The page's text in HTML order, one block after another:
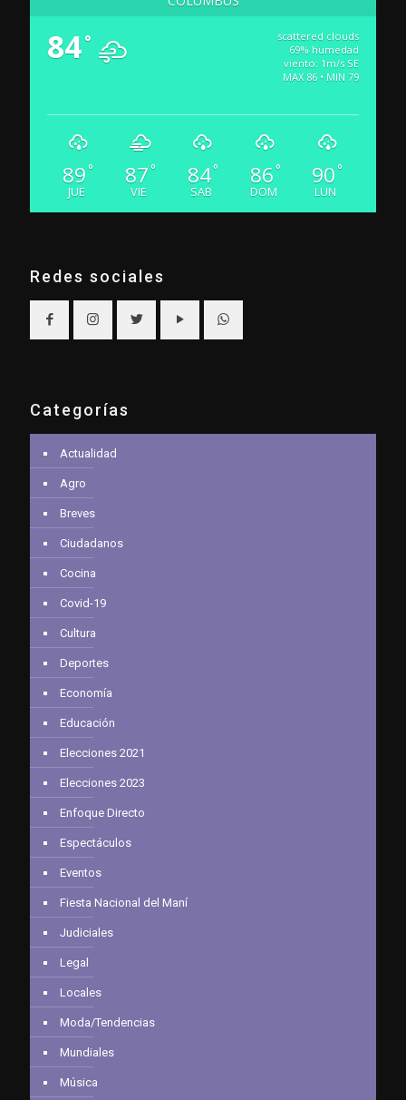
84°
scattered clouds
69% humedad
viento: 1m/s SE
MAX 86 • MIN 79
89 °
JUE
87 °
VIE
84°
SAB
86 °
DOM
90 °
LUN
Redes sociales
Categorías
Actualidad
Agro
Breves
Ciudadanos
Cocina
Covid-19
Cultura
Deportes
Economía
Educación
Elecciones 2021
Elecciones 2023
Enfoque Directo
Espectáculos
Eventos
Fiesta Nacional del Maní
Judiciales
Legal
Locales
Moda/Tendencias
Mundiales
Música